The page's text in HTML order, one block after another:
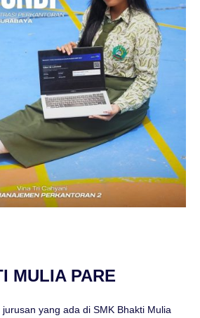
MULIA PARE
yang ada di SMK Bhakti Mulia